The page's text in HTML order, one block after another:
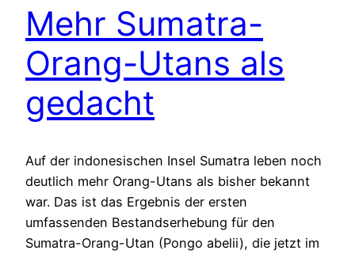
Mehr Sumatra-
Orang-Utans als
gedacht
Auf der indonesischen Insel Sumatra leben noch
deutlich mehr Orang-Utans als bisher bekannt
war. Das ist das Ergebnis der ersten
umfassenden Bestandserhebung für den
Sumatra-Orang-Utan (Pongo abelii), die jetzt im